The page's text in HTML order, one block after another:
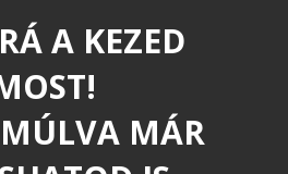
A KEZED
MÚLVA MÁR